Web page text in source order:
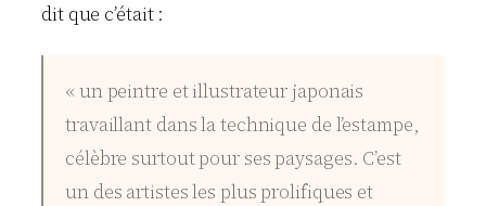
dit que c’était :
« un peintre et illustrateur japonais
travaillant dans la technique de l’estampe,
célèbre surtout pour ses paysages. C’est
un des artistes les plus prolifiques et